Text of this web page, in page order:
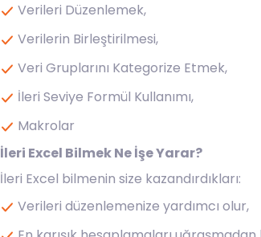
Verileri Düzenlemek,
Verilerin Birleştirilmesi,
Veri Gruplarını Kategorize Etmek,
İleri Seviye Formül Kullanımı,
Makrolar
İleri Excel Bilmek Ne İşe Yarar?
İleri Excel bilmenin size kazandırdıkları:
Verileri düzenlemenize yardımcı olur,